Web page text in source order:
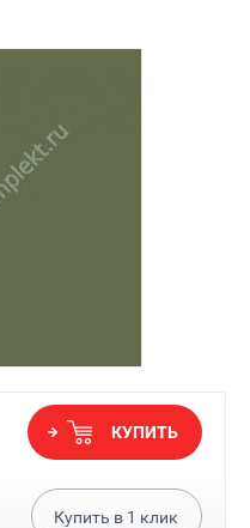
КУПИТЬ
Купить в 1 клик